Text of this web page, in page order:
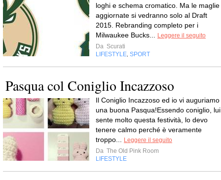
loghi e schema cromatico. Ma le maglie
aggiornate si vedranno solo al Draft
2015. Rebranding completo per i
Milwaukee Bucks...
Leggere il seguito
Da Scurati
LIFESTYLE SPORT
Pasqua col Coniglio Incazzoso
Il Coniglio Incazzoso ed io vi auguriamo
una buona Pasqua!Essendo coniglio, lui
sente molto questa festività, lo devo
tenere calmo perché è veramente
troppo...
Leggere il seguito
Da The Old Pink Room
LIFESTYLE